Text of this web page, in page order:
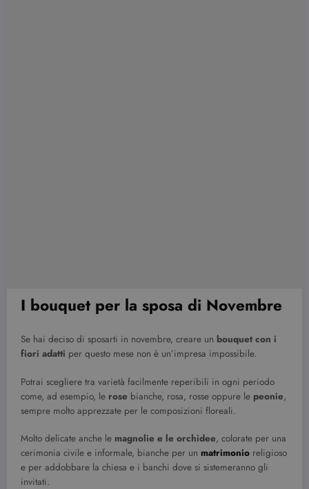
I bouquet per la sposa di Novembre
Se hai deciso di sposarti in novembre, creare un bouquet con i
fiori adatti per questo mese non è un’impresa impossibile.
Potrai scegliere tra varietà facilmente reperibili in ogni periodo
come, ad esempio, le rose bianche, rosa, rosse oppure le peonie,
sempre molto apprezzate per le composizioni floreali.
Molto delicate anche le magnolie e le orchidee, colorate per una
cerimonia civile e informale, bianche per un matrimonio religioso
e per addobbare la chiesa e i banchi dove si sistemeranno gli
invitati.